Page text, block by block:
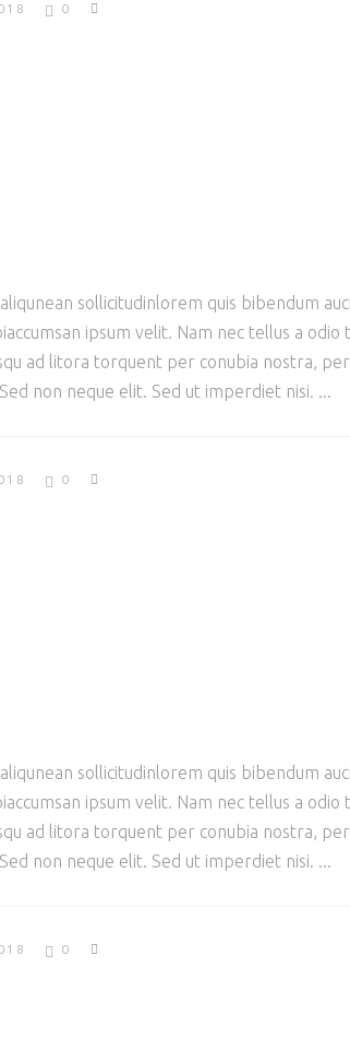
0
sollicitudinlorem quis bibendum
ipsum velit. Nam nec tellus a
ad litora torquent per conubia nostra,
non neque elit. Sed ut imperdiet nisi.
0
sollicitudinlorem quis bibendum
ipsum velit. Nam nec tellus a
ad litora torquent per conubia nostra,
non neque elit. Sed ut imperdiet nisi.
0